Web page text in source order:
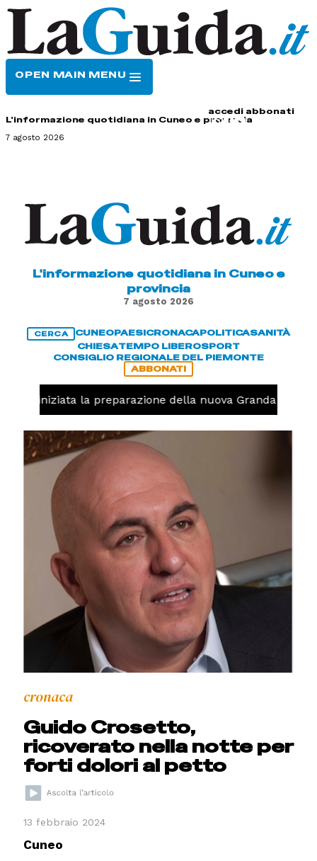
OPEN MAIN MENU
accedi abbonati
L'informazione quotidiana in Cuneo e provincia
7 agosto 2026
L'informazione quotidiana in Cuneo e
provincia
7 agosto 2026
CERCA CUNEOPAESICRONACAPOLITICASANITÀ
CHIESATEMPO LIBEROSPORT
CONSIGLIO REGIONALE DEL PIEMONTE
ABBONATI
iniziata la preparazione della nuova Granda Volley
cronaca
Guido Crosetto,
ricoverato nella notte per
forti dolori al petto
13 febbraio 2024
Cuneo